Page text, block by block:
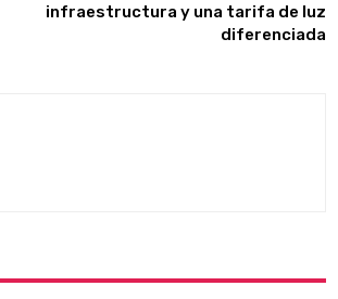
infraestructura y una tarifa de luz
diferenciada